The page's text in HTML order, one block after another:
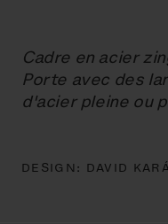
Cadre en acier
Porte avec des
d'acier pleine ou
DESIGN: DAVID